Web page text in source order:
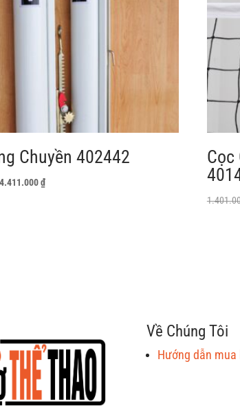
Chuyền 402442
Giá
4.411.000₫Giá
Cọc
Về Chúng Tôi
Hướng dẫn